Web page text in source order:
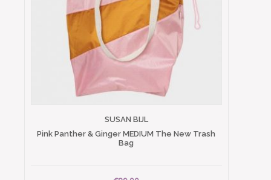
SUSAN BIJL
Pink Panther & Ginger MEDIUM The New Trash
Bag